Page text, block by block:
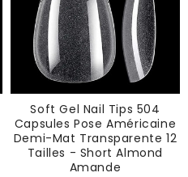
Soft Gel Nail Tips 504
Capsules Pose Américaine
Demi-Mat Transparente 12
Tailles - Short Almond
Amande